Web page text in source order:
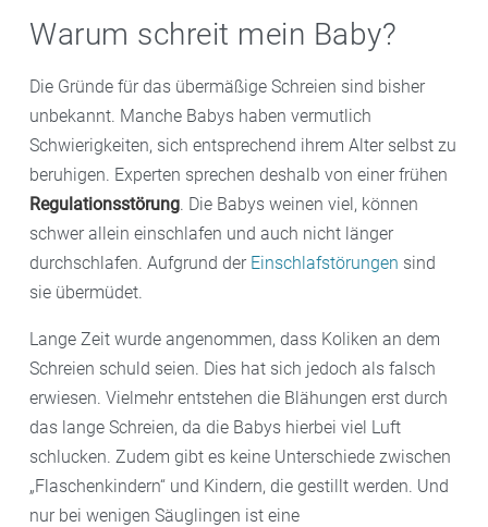
Warum schreit mein Baby?
Die Gründe für das übermäßige Schreien sind bisher
unbekannt. Manche Babys haben vermutlich
Schwierigkeiten, sich entsprechend ihrem Alter selbst zu
beruhigen. Experten sprechen deshalb von einer frühen
Regulationsstörung. Die Babys weinen viel, können
schwer allein einschlafen und auch nicht länger
durchschlafen. Aufgrund der Einschlafstörungen sind
sie übermüdet.
Lange Zeit wurde angenommen, dass Koliken an dem
Schreien schuld seien. Dies hat sich jedoch als falsch
erwiesen. Vielmehr entstehen die Blähungen erst durch
das lange Schreien, da die Babys hierbei viel Luft
schlucken. Zudem gibt es keine Unterschiede zwischen
„Flaschenkindern“ und Kindern, die gestillt werden. Und
nur bei wenigen Säuglingen ist eine